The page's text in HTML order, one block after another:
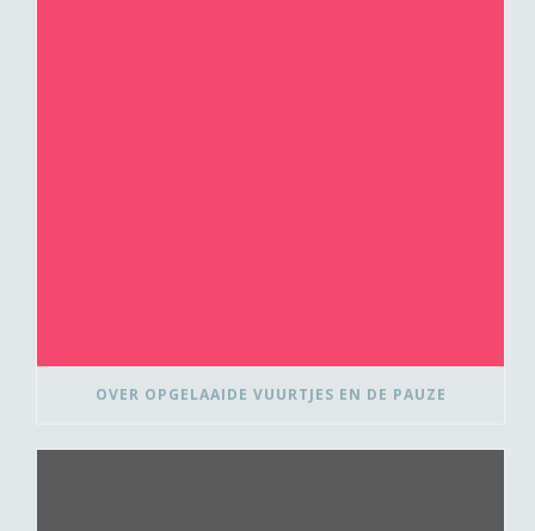
OVER OPGELAAIDE VUURTJES EN DE PAUZE